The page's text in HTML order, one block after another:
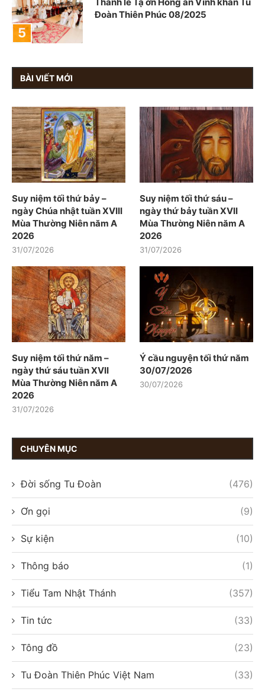
Đoàn Thiên Phúc 08/2025
BÀI VIẾT MỚI
Suy niệm tối thứ bảy –
ngày Chúa nhật tuần XVIII
Mùa Thường Niên năm A
2026
31/07/2026
Suy niệm tối thứ sáu –
ngày thứ bảy tuần XVII
Mùa Thường Niên năm A
2026
31/07/2026
Suy niệm tối thứ năm –
ngày thứ sáu tuần XVII
Mùa Thường Niên năm A
2026
31/07/2026
Ý cầu nguyện tối thứ năm
30/07/2026
30/07/2026
CHUYÊN MỤC
Đời sống Tu Đoàn (476)
Ơn gọi (9)
Sự kiện (10)
Thông báo (1)
Tiểu Tam Nhật Thánh (357)
Tin tức (33)
Tông đồ (23)
Tu Đoàn Thiên Phúc Việt Nam (33)